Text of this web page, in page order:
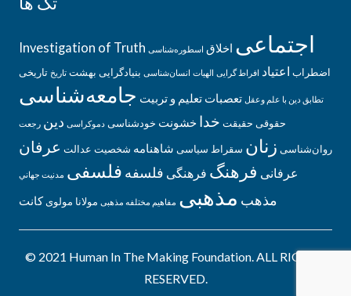
Investigation of Truth اجتماعی اخلاق اسطوره‌‌شناسی
اضطراب اعتیاد افراط گرایی الهیات انسان‌شناسی بنیادگرایی بهشت تاریخ تاریخی
تطابق دین با علم وعقل تعصبات تعلیم و تربیت جامعه‌شناسی
حقوقی حقیقت خدا خشونت خودشناسی دموکراسی دین رجعت
روان‌شناسی زنان سقراط سیاسی شاهنامه شخصیت عدالت عرفان
عرفانی فرهنگ فرهنگی فلسفه فلسفی مدنيت جهاني
مذهب مذهبی مفاهیم مختلفه مذهبی مولانا مولوی کانت
© 2021 Human In The Making Foundation. ALL RIGHTS
RESERVED.